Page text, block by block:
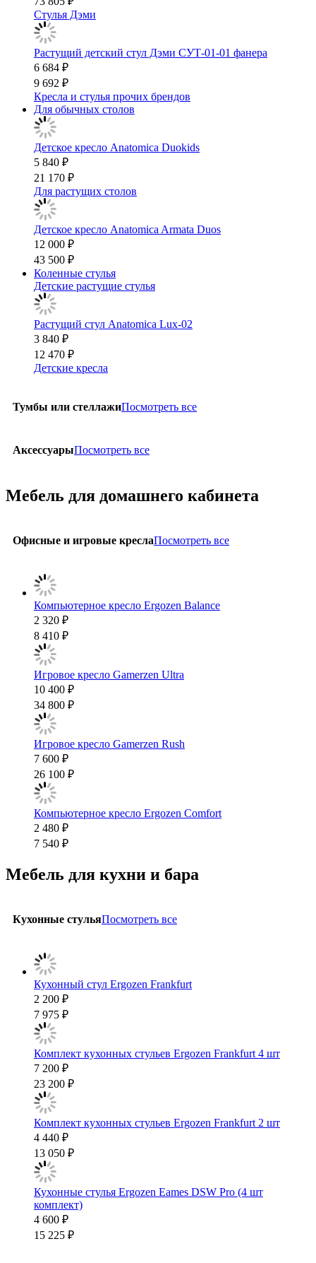
Стулья Дэми
Растущий детский стул Дэми СУТ-01-01 фанера
6 684 ₽
9 692 ₽
Кресла и стулья прочих брендов
Для обычных столов
Детское кресло Anatomica Duokids
5 840 ₽
21 170 ₽
Для растущих столов
Детское кресло Anatomica Armata Duos
12 000 ₽
43 500 ₽
Коленные стулья
Детские растущие стулья
Растущий стул Anatomica Lux-02
3 840 ₽
12 470 ₽
Детские кресла
Тумбы или стеллажиПосмотреть все
АксессуарыПосмотреть все
Мебель для домашнего кабинета
Офисные и игровые креслаПосмотреть все
Компьютерное кресло Ergozen Balance
2 320 ₽
8 410 ₽
Игровое кресло Gamerzen Ultra
10 400 ₽
34 800 ₽
Игровое кресло Gamerzen Rush
7 600 ₽
26 100 ₽
Компьютерное кресло Ergozen Comfort
2 480 ₽
7 540 ₽
Мебель для кухни и бара
Кухонные стульяПосмотреть все
Кухонный стул Ergozen Frankfurt
2 200 ₽
7 975 ₽
Комплект кухонных стульев Ergozen Frankfurt 4 шт
7 200 ₽
23 200 ₽
Комплект кухонных стульев Ergozen Frankfurt 2 шт
4 440 ₽
13 050 ₽
Кухонные стулья Ergozen Eames DSW Pro (4 шт
комплект)
4 600 ₽
15 225 ₽